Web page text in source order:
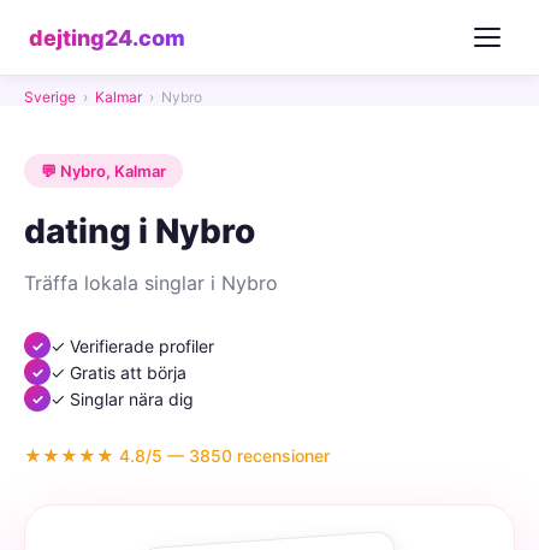
dejting24.com
Sverige › Kalmar › Nybro
💬 Nybro, Kalmar
dating i Nybro
Träffa lokala singlar i Nybro
✓ Verifierade profiler
✓ Gratis att börja
✓ Singlar nära dig
★★★★★ 4.8/5 — 3850 recensioner